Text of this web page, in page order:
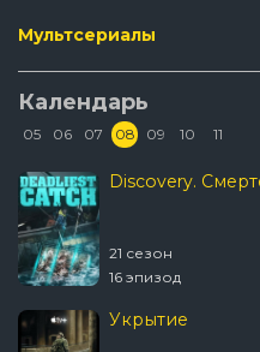
Мультсериалы
Календарь
05 06 07 08 09 10 11
Discovery.
21 сезон
16 эпизод
Укрытие